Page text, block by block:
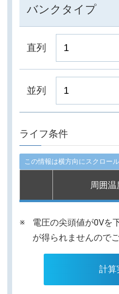
バンクタイプ
直列
並列
ライフ条件
周囲温
電圧の尖頭値が0Vを
が得られませんので
計算